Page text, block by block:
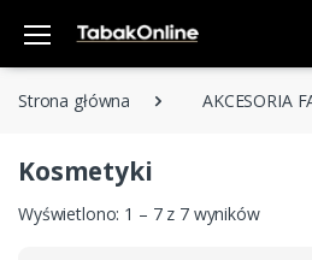
Strona główna AKCESORIA
Kosmetyki
Wyświetlono: 1 – 7 z 7 wyników